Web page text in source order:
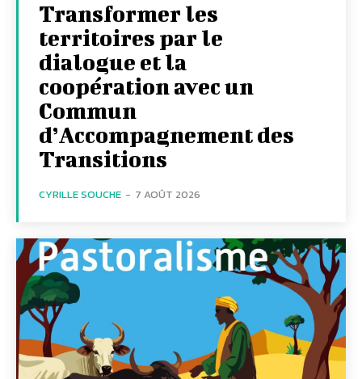
Transformer les
territoires par le
dialogue et la
coopération avec un
Commun
d’Accompagnement des
Transitions
CYRILLE SOUCHE - 7 AOÛT 2026